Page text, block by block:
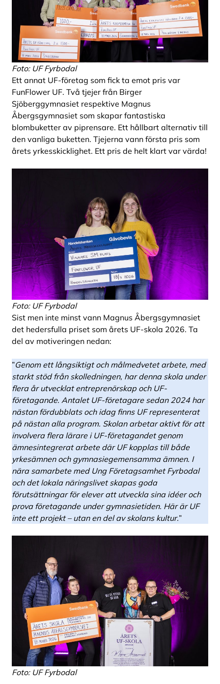
Foto: UF Fyrbodal
Ett annat UF-företag som fick ta emot pris var
FunFlower UF. Två tjejer från Birger
Sjöberggymnasiet respektive Magnus
Åbergsgymnasiet som skapar fantastiska
blombuketter av piprensare. Ett hållbart alternativ till
den vanliga buketten. Tjejerna vann första pris som
årets yrkesskicklighet. Ett pris de helt klart var värda!
Foto: UF Fyrbodal
Sist men inte minst vann Magnus Åbergsgymnasiet
det hedersfulla priset som årets UF-skola 2026. Ta
del av motiveringen nedan:
”Genom ett långsiktigt och målmedvetet arbete, med
starkt stöd från skolledningen, har denna skola under
flera år utvecklat entreprenörskap och UF-
företagande. Antalet UF-företagare sedan 2024 har
nästan fördubblats och idag finns UF representerat
på nästan alla program. Skolan arbetar aktivt för att
involvera flera lärare i UF-företagandet genom
ämnesintegrerat arbete där UF kopplas till både
yrkesämnen och gymnasiegemensamma ämnen. I
nära samarbete med Ung Företagsamhet Fyrbodal
och det lokala näringslivet skapas goda
förutsättningar för elever att utveckla sina idéer och
prova företagande under gymnasietiden. Här är UF
inte ett projekt – utan en del av skolans kultur.”
Foto: UF Fyrbodal